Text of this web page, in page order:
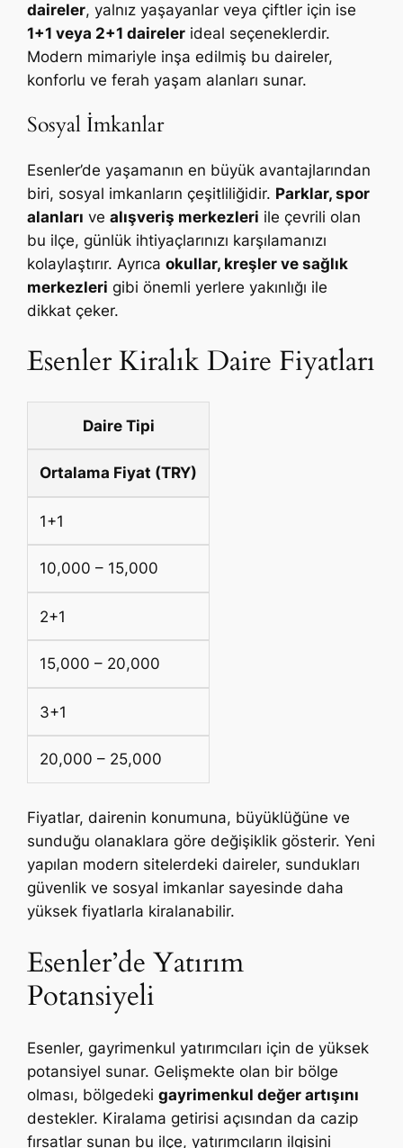
daireler, yalnız yaşayanlar veya çiftler için ise
1+1 veya 2+1 daireler ideal seçeneklerdir.
Modern mimariyle inşa edilmiş bu daireler,
konforlu ve ferah yaşam alanları sunar.
Sosyal İmkanlar
Esenler’de yaşamanın en büyük avantajlarından
biri, sosyal imkanların çeşitliliğidir. Parklar, spor
alanları vealışveriş merkezleri ile çevrili olan
bu ilçe, günlük ihtiyaçlarınızı karşılamanızı
kolaylaştırır. Ayrıcaokullar, kreşler ve sağlık
merkezleri gibi önemli yerlere yakınlığı ile
dikkat çeker.
Esenler Kiralık Daire Fiyatları
Daire Tipi
Ortalama Fiyat (TRY)
1+1
10,000 – 15,000
2+1
15,000 – 20,000
3+1
20,000 – 25,000
Fiyatlar, dairenin konumuna, büyüklüğüne ve
sunduğu olanaklara göre değişiklik gösterir. Yeni
yapılan modern sitelerdeki daireler, sundukları
güvenlik ve sosyal imkanlar sayesinde daha
yüksek fiyatlarla kiralanabilir.
Esenler’de Yatırım
Potansiyeli
Esenler, gayrimenkul yatırımcıları için de yüksek
potansiyel sunar. Gelişmekte olan bir bölge
olması, bölgedekigayrimenkul değer artışını
destekler. Kiralama getirisi açısından da cazip
fırsatlar sunan bu ilçe, yatırımcıların ilgisini